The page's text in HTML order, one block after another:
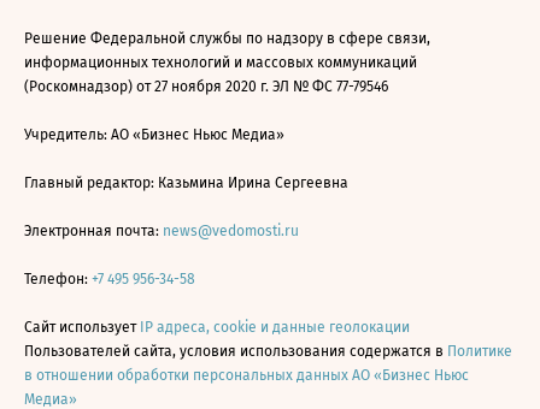
Решение Федеральной службы по надзору в сфере связи,
информационных технологий и массовых коммуникаций
(Роскомнадзор) от 27 ноября 2020 г. ЭЛ № ФС 77-79546
Учредитель: АО «Бизнес Ньюс Медиа»
Главный редактор: Казьмина Ирина Сергеевна
Электронная почта: news@vedomosti.ru
Телефон: +7 495 956-34-58
Сайт использует IP адреса, cookie и данные геолокации
Пользователей сайта, условия использования содержатся в Политике
в отношении обработки персональных данных АО «Бизнес Ньюс
Медиа»